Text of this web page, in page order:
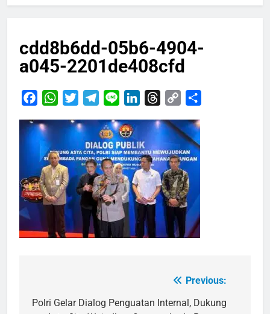
cdd8b6dd-05b6-4904-
a045-2201de408cfd
FacebookWhatsApp
TwitterTelegram
Line LinkedInThreads
Copy
pos
Previous:
Polri Gelar Dialog Penguatan Internal, Dukung